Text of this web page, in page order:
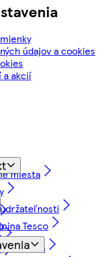
údajov a cookies
a akcií
miesta
Tesco
a záruka